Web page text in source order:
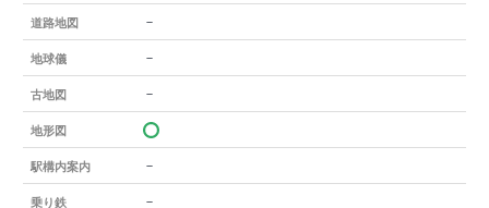
道路地図 －
地球儀 －
古地図 －
地形図
駅構内案内 －
乗り鉄 －